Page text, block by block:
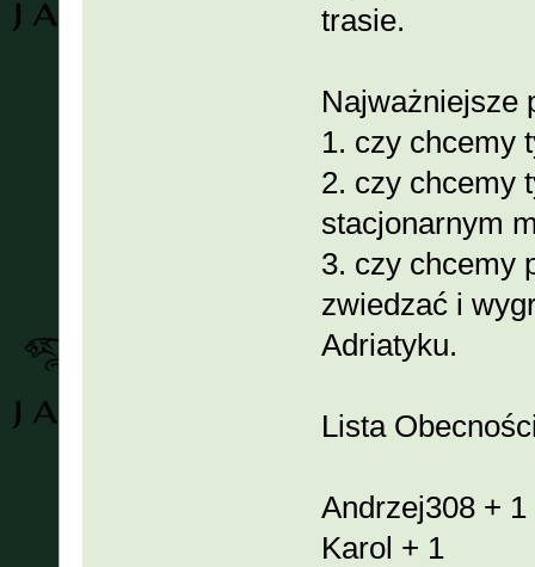
trasie.
Najważniejsze
1. czy chcemy
2. czy chcemy
stacjonarnym
3. czy chcemy
zwiedzać i
Adriatyku.
Lista
Andrzej308 +
Karol + 1